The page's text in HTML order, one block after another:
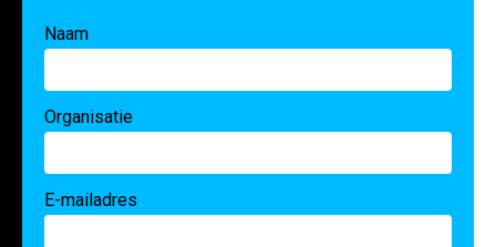
Naam
Organisatie
E-mailadres